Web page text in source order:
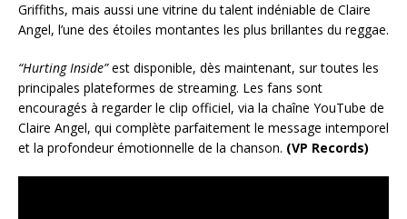
Griffiths, mais aussi une vitrine du talent indéniable de Claire
Angel, l’une des étoiles montantes les plus brillantes du reggae.
“Hurting Inside”est disponible, dès maintenant, sur toutes les
principales plateformes de streaming. Les fans sont
encouragés à regarder le clip officiel, via la chaîne YouTube de
Claire Angel, qui complète parfaitement le message intemporel
et la profondeur émotionnelle de la chanson. (VP Records)